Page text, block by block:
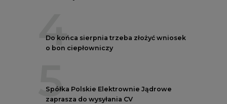
4
Do końca sierpnia trzeba złożyć wniosek
o bon ciepłowniczy
5
Spółka Polskie Elektrownie Jądrowe
zaprasza do wysyłania CV